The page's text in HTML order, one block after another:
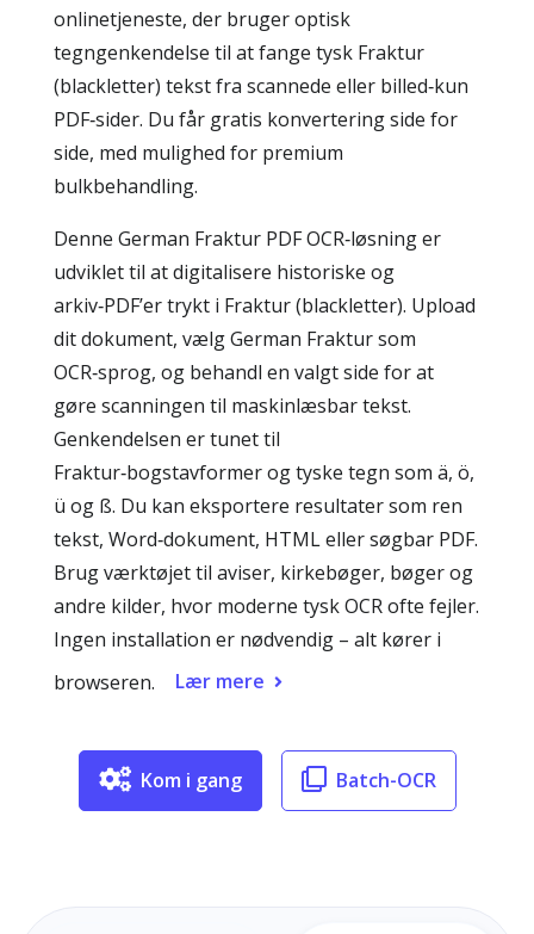
onlinetjeneste, der bruger optisk
tegngenkendelse til at fange tysk Fraktur
(blackletter) tekst fra scannede eller billed‑kun
PDF‑sider. Du får gratis konvertering side for
side, med mulighed for premium
bulkbehandling.
Denne German Fraktur PDF OCR‑løsning er
udviklet til at digitalisere historiske og
arkiv‑PDF’er trykt i Fraktur (blackletter). Upload
dit dokument, vælg German Fraktur som
OCR‑sprog, og behandl en valgt side for at
gøre scanningen til maskinlæsbar tekst.
Genkendelsen er tunet til
Fraktur‑bogstavformer og tyske tegn som ä, ö,
ü og ß. Du kan eksportere resultater som ren
tekst, Word‑dokument, HTML eller søgbar PDF.
Brug værktøjet til aviser, kirkebøger, bøger og
andre kilder, hvor moderne tysk OCR ofte fejler.
Ingen installation er nødvendig – alt kører i
browseren.
Lær mere
Kom i gang Batch-OCR